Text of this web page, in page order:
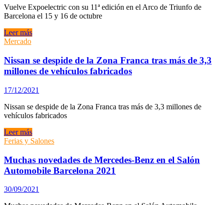
intercambiadores
de
baterías
Vuelve Expoelectric con su 11ª edición en el Arco de Triunfo de
Barcelona el 15 y 16 de octubre
Vuelve
Expoelectric
Barcelona
el
15
16
de
octubre
Leer más
Mercado
Nissan se despide de la Zona Franca tras más de 3,3
millones de vehículos fabricados
17/12/2021
Nissan se despide de la Zona Franca tras más de 3,3 millones de
vehículos fabricados
Nissan
se
de
la
Zona
tras
más
Leer más
Ferias y Salones
Muchas novedades de Mercedes-Benz en el Salón
Automobile Barcelona 2021
30/09/2021